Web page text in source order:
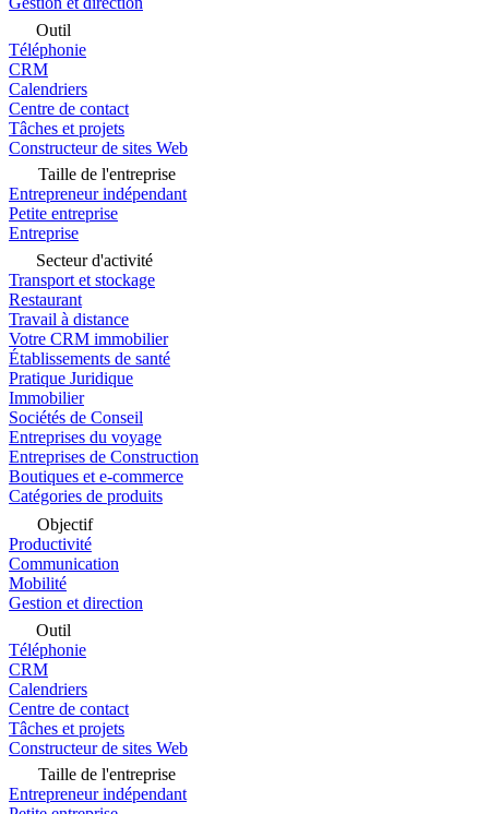
Outil
Téléphonie
CRM
Calendriers
Centre de contact
Tâches et projets
Constructeur de sites Web
Taille de l'entreprise
Entrepreneur indépendant
Petite entreprise
Entreprise
Secteur d'activité
Transport et stockage
Restaurant
Travail à distance
Votre CRM immobilier
Établissements de santé
Pratique Juridique
Immobilier
Sociétés de Conseil
Entreprises du voyage
Entreprises de Construction
Boutiques et e-commerce
Catégories de produits
Objectif
Productivité
Communication
Mobilité
Gestion et direction
Outil
Téléphonie
CRM
Calendriers
Centre de contact
Tâches et projets
Constructeur de sites Web
Taille de l'entreprise
Entrepreneur indépendant